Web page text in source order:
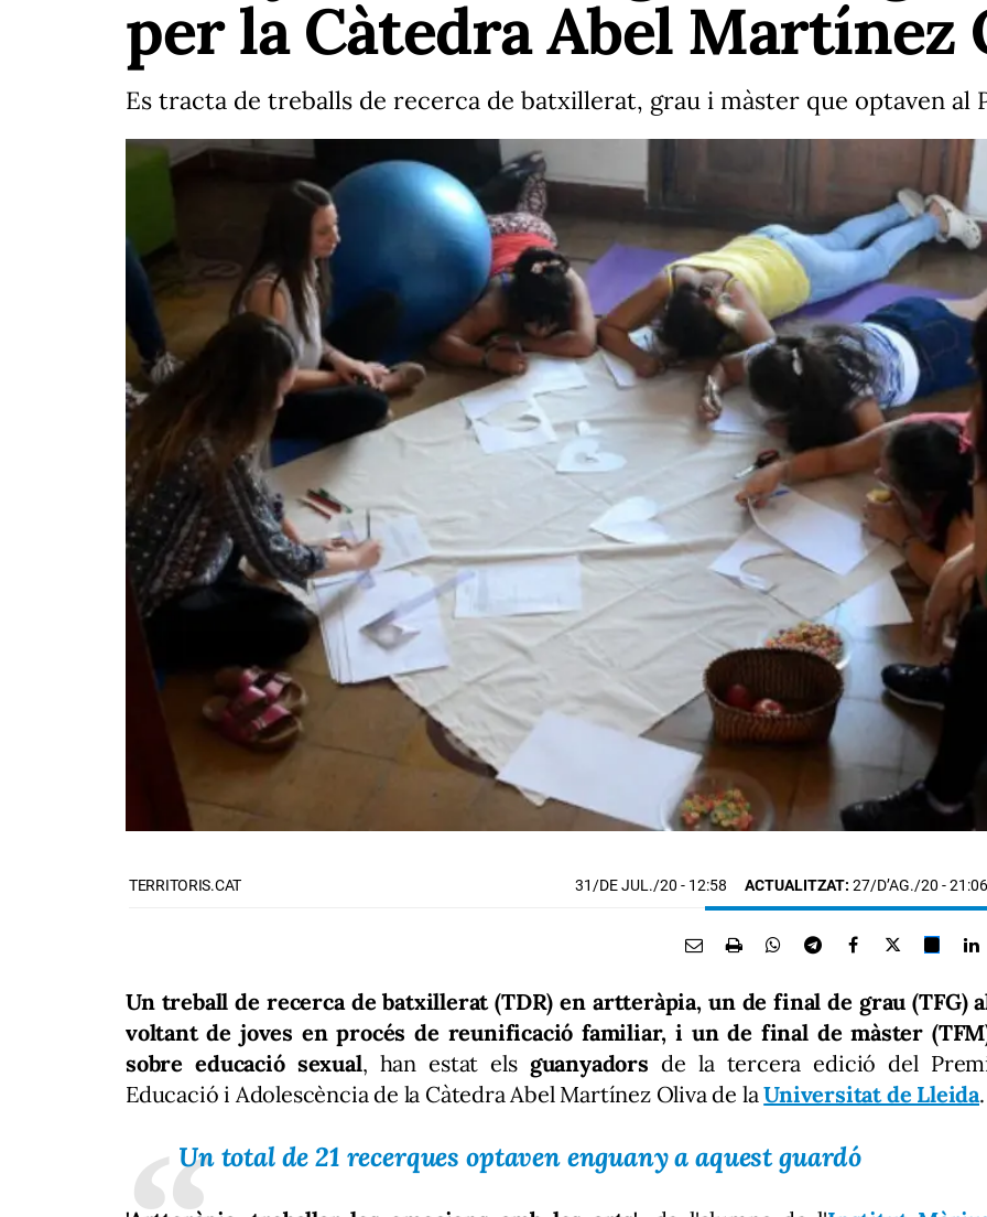
per la Càtedra Abel Martínez
Es tracta de treballs de recerca de batxillerat, grau i màster que optaven al
TERRITORIS.CAT 31/DE JUL./20 - 12:58 ACTUALITZAT: 27/D’AG./20 - 21:06
Un treball de recerca de batxillerat (TDR) en artteràpia, un de final de grau (TFG)
voltant de joves en procés de reunificació familiar, i un de final de màster
sobre educació sexual, han estat els guanyadorsde la tercera edició del
Educació i Adolescència de la Càtedra Abel Martínez Oliva de laUniversitat de Lleida.
Un total de 21 recerques optaven enguany a aquest guardó